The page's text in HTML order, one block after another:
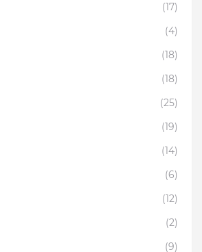
(17)
(4)
(18)
(18)
(25)
(19)
(14)
(6)
(12)
(2)
(9)